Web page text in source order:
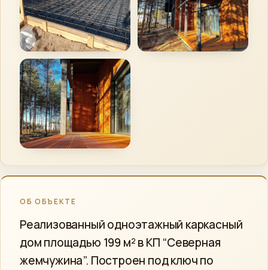
ОБ ОБЪЕКТЕ
Реализованный одноэтажный каркасный
дом площадью 199 м² в КП “Северная
жемчужина”. Построен под ключ по